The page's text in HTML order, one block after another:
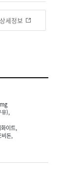
세정보
유),
이트,
비돈,